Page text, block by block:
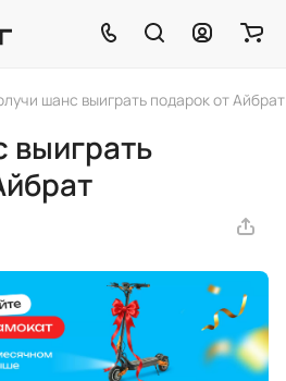
шанс выиграть подарок от Айбрат
выиграть